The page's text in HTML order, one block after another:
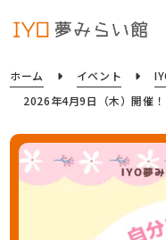
ホーム イベント
2026年4月9日（木）開催！